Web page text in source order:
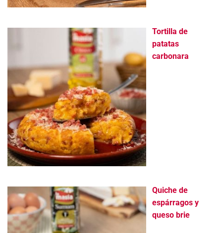
Tortilla de
patatas
carbonara
Quiche de
espárragos y
queso brie